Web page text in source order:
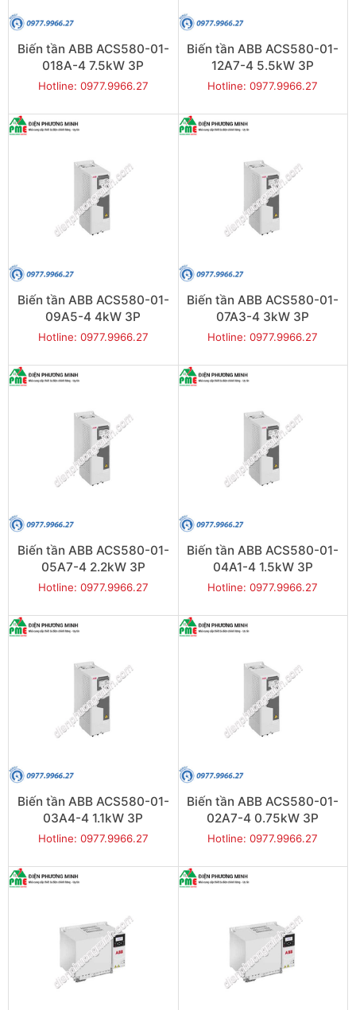
Biến tần ABB ACS580-01-
018A-4 7.5kW 3P
Hotline: 0977.9966.27
Biến tần ABB ACS580-01-
12A7-4 5.5kW 3P
Hotline: 0977.9966.27
Biến tần ABB ACS580-01-
09A5-4 4kW 3P
Hotline: 0977.9966.27
Biến tần ABB ACS580-01-
07A3-4 3kW 3P
Hotline: 0977.9966.27
Biến tần ABB ACS580-01-
05A7-4 2.2kW 3P
Hotline: 0977.9966.27
Biến tần ABB ACS580-01-
04A1-4 1.5kW 3P
Hotline: 0977.9966.27
Biến tần ABB ACS580-01-
03A4-4 1.1kW 3P
Hotline: 0977.9966.27
Biến tần ABB ACS580-01-
02A7-4 0.75kW 3P
Hotline: 0977.9966.27